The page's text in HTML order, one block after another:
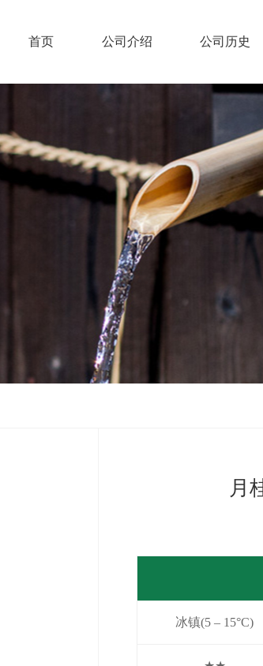
首页 公司介绍 公司历史
月
冰镇(5 – 15°C)